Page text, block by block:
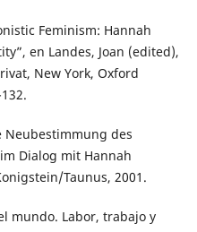
Feminism: Hannah
en Landes, Joan (edited),
New York, Oxford
Neubestimmung des
Dialog mit Hannah
Taunus, 2001.
mundo. Labor, trabajo y